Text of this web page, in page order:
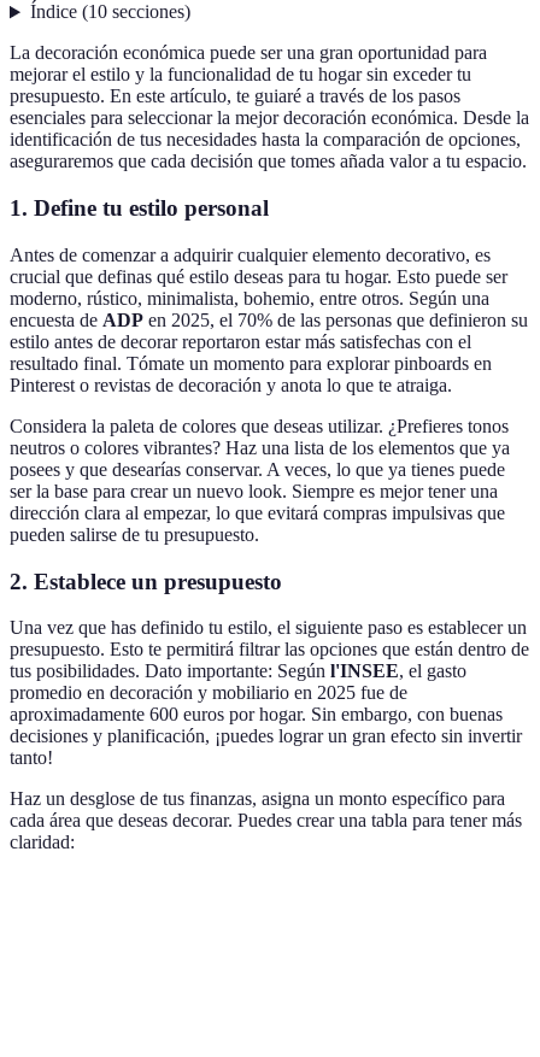
Índice(10 secciones)
La decoración económica puede ser una gran oportunidad para
mejorar el estilo y la funcionalidad de tu hogar sin exceder tu
presupuesto. En este artículo, te guiaré a través de los pasos
esenciales para seleccionar la mejor decoración económica. Desde la
identificación de tus necesidades hasta la comparación de opciones,
aseguraremos que cada decisión que tomes añada valor a tu espacio.
1. Define tu estilo personal
Antes de comenzar a adquirir cualquier elemento decorativo, es
crucial que definas qué estilo deseas para tu hogar. Esto puede ser
moderno, rústico, minimalista, bohemio, entre otros. Según una
encuesta de ADP en 2025, el 70% de las personas que definieron su
estilo antes de decorar reportaron estar más satisfechas con el
resultado final. Tómate un momento para explorar pinboards en
Pinterest o revistas de decoración y anota lo que te atraiga.
Considera la paleta de colores que deseas utilizar. ¿Prefieres tonos
neutros o colores vibrantes? Haz una lista de los elementos que ya
posees y que desearías conservar. A veces, lo que ya tienes puede
ser la base para crear un nuevo look. Siempre es mejor tener una
dirección clara al empezar, lo que evitará compras impulsivas que
pueden salirse de tu presupuesto.
2. Establece un presupuesto
Una vez que has definido tu estilo, el siguiente paso es establecer un
presupuesto. Esto te permitirá filtrar las opciones que están dentro de
tus posibilidades. Dato importante: Según l'INSEE, el gasto
promedio en decoración y mobiliario en 2025 fue de
aproximadamente 600 euros por hogar. Sin embargo, con buenas
decisiones y planificación, ¡puedes lograr un gran efecto sin invertir
tanto!
Haz un desglose de tus finanzas, asigna un monto específico para
cada área que deseas decorar. Puedes crear una tabla para tener más
claridad: